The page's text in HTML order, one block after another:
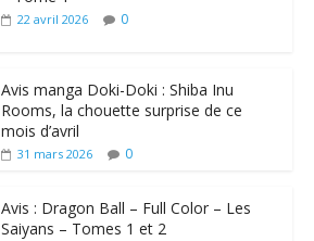
22 avril 2026 0
Avis manga Doki-Doki : Shiba Inu
Rooms, la chouette surprise de ce
mois d’avril
31 mars 2026 0
Avis : Dragon Ball – Full Color – Les
Saiyans – Tomes 1 et 2